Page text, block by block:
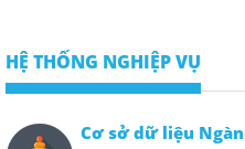
HỆ THỐNG NGHIỆP VỤ
Cơ sở dữ liệu